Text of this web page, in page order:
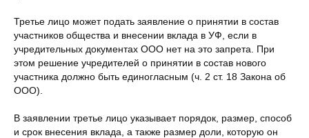
Третье лицо может подать заявление о принятии в состав
участников общества и внесении вклада в УФ, если в
учредительных документах ООО нет на это запрета. При
этом решение учредителей о принятии в состав нового
участника должно быть единогласным (ч. 2 ст. 18 Закона об
ООО).
В заявлении третье лицо указывает порядок, размер, способ
и срок внесения вклада, а также размер доли, которую он